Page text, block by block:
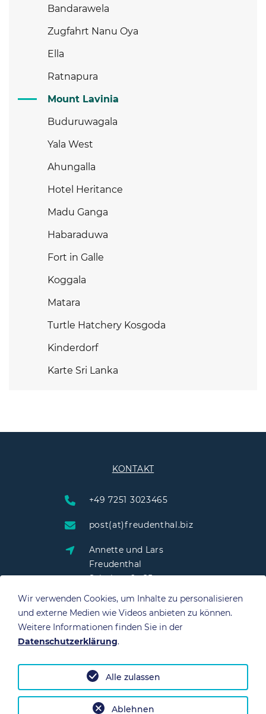
Bandarawela
Zugfahrt Nanu Oya
Ella
Ratnapura
Mount Lavinia
Buduruwagala
Yala West
Ahungalla
Hotel Heritance
Madu Ganga
Habaraduwa
Fort in Galle
Koggala
Matara
Turtle Hatchery Kosgoda
Kinderdorf
Karte Sri Lanka
KONTAKT
+49 7251 3023465
post(at)freudenthal.biz
Annette und Lars
Freudenthal
Schulstraße 25
76703 Kraichtal
Datenschutz Impressum
Wir verwenden Cookies, um Inhalte zu personalisieren
und externe Medien wie Videos anbieten zu können.
Weitere Informationen finden Sie in der
Datenschutzerklärung.
Ablehnen
Alle zulassen